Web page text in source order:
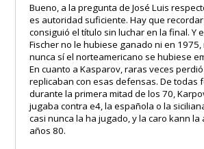
Bueno, a la pregunta de José Luis
es autoridad suficiente. Hay que
consiguió el título sin luchar en la final. Y
Fischer no le hubiese ganado ni en 1975,
nunca sí el norteamericano se hubiese
En cuanto a Kasparov, raras veces
replicaban con esas defensas. De todas
durante la primera mitad de los 70,
jugaba contra e4, la española o la
casi nunca la ha jugado, y la caro kann la
años 80.